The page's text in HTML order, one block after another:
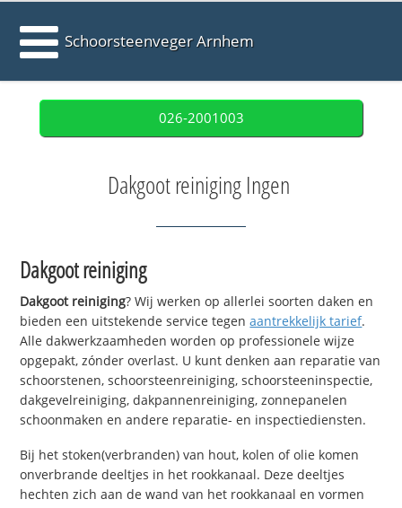
Schoorsteenveger Arnhem
026-2001003
Dakgoot reiniging Ingen
Dakgoot reiniging
Dakgoot reiniging? Wij werken op allerlei soorten daken en
bieden een uitstekende service tegenaantrekkelijk tarief.
Alle dakwerkzaamheden worden op professionele wijze
opgepakt, zónder overlast. U kunt denken aan reparatie van
schoorstenen, schoorsteenreiniging, schoorsteeninspectie,
dakgevelreiniging, dakpannenreiniging, zonnepanelen
schoonmaken en andere reparatie- en inspectiediensten.
Bij het stoken(verbranden) van hout, kolen of olie komen
onverbrande deeltjes in het rookkanaal. Deze deeltjes
hechten zich aan de wand van het rookkanaal en vormen